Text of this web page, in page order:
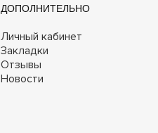
ДОПОЛНИТЕЛЬНО
Личный кабинет
Закладки
Отзывы
Новости